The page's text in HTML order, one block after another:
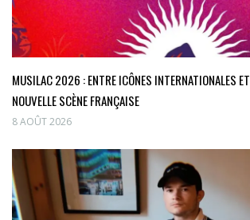
MUSILAC 2026 : ENTRE ICÔNES INTERNATIONALES ET
NOUVELLE SCÈNE FRANÇAISE
8 AOÛT 2026